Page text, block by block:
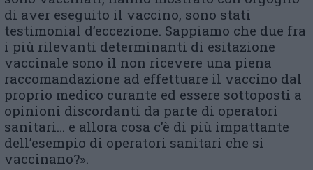
di aver eseguito il vaccino, sono stati
testimonial d’eccezione. Sappiamo che due fra
i più rilevanti determinanti di esitazione
vaccinale sono il non ricevere una piena
raccomandazione ad effettuare il vaccino dal
proprio medico curante ed essere sottoposti a
opinioni discordanti da parte di operatori
sanitari… e allora cosa c’è di più impattante
dell’esempio di operatori sanitari che si
vaccinano?».